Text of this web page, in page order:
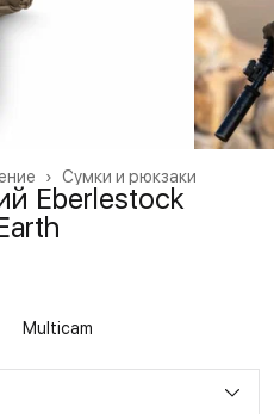
Сумки и рюкзаки
›
Eberlestock
Multicam